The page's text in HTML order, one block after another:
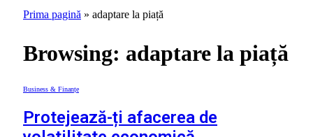
Prima pagină » adaptare la piață
Browsing: adaptare la piață
Business & Finanțe
Protejează-ți afacerea de